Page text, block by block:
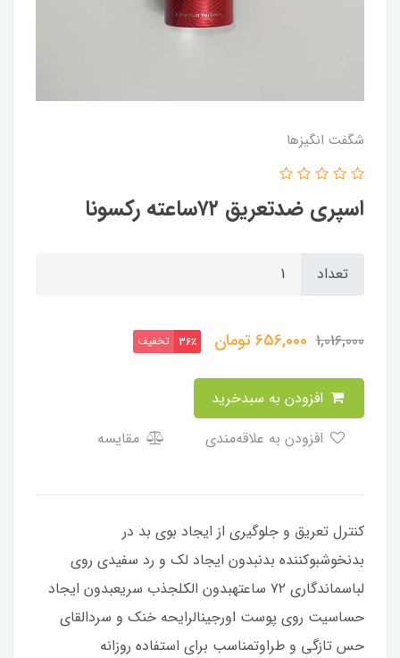
شگفت انگيزها
اسپری ضدتعریق ۷۲ساعته رکسونا
تعداد
1,016,000
656,000تومان 36٪ تخفیف
مقایسه
کنترل تعریق و جلوگیری از ایجاد بوی بد در
بدنخوشبوکننده بدنبدون ایجاد لک و رد سفیدی روی
لباسماندگاری ۷۲ ساعتهبدون الکلجذب سریعبدون ایجاد
حساسیت روی پوست اورجینالرایحه خنک و سردالقای
حس تازگی و طراوتمناسب برای استفاده روزانه